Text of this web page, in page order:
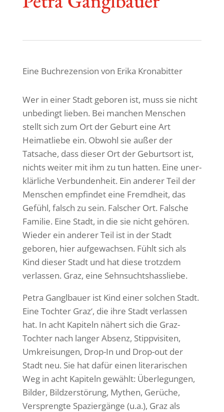
Eine Buch­re­zen­sion von Erika Kronabitter
Wer in einer Stadt geboren ist, muss sie nicht
unbe­dingt lieben. Bei manchen Menschen
stellt sich zum Ort der Geburt eine Art
Heimat­liebe ein. Obwohl sie außer der
Tatsache, dass dieser Ort der Geburtsort ist,
nichts weiter mit ihm zu tun hatten. Eine uner­
klär­liche Verbun­den­heit. Ein anderer Teil der
Menschen empfindet eine Fremd­heit, das
Gefühl, falsch zu sein. Falscher Ort. Falsche
Familie. Eine Stadt, in die sie nicht gehören.
Wieder ein anderer Teil ist in der Stadt
geboren, hier aufge­wachsen. Fühlt sich als
Kind dieser Stadt und hat diese trotzdem
verlassen. Graz, eine Sehnsuchtshassliebe.
Petra Gangl­bauer ist Kind einer solchen Stadt.
Eine Tochter Graz‘, die ihre Stadt verlassen
hat. In acht Kapi­teln nähert sich die Graz-
Tochter nach langer Absenz, Stipp­vi­siten,
Umkrei­sungen, Drop-In und Drop-out der
Stadt neu. Sie hat dafür einen lite­ra­ri­schen
Weg in acht Kapi­teln gewählt: Über­le­gungen,
Bilder, Bild­zer­stö­rung, Mythen, Gerüche,
Versprengte Spazier­gänge (u.a.), Graz als